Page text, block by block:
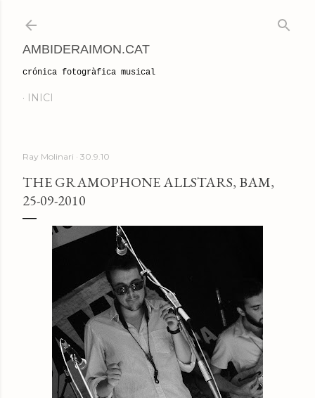
AMBIDERAIMON.CAT
crónica fotogràfica musical
INICI
Ray Molinari 30.9.10
THE GRAMOPHONE ALLSTARS, BAM,
25-09-2010